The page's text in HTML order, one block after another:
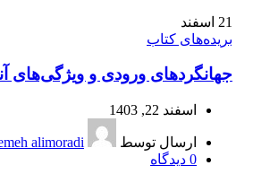
21 اسفند
بریده‌های کتاب
جهانگردهای ورودی و ویژگی‌های
اسفند 22, 1403
ارسال توسط
alimoradi
0 دیدگاه